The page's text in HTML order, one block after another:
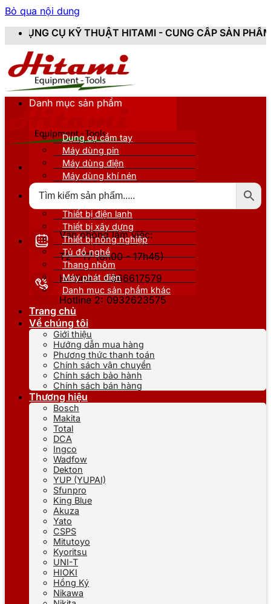
Bỏ qua nội dung
HITAMI - CUNG CẤP SẢN PHẨM CHÍNH HÃNG,
Văn phòng làm việc:
T2 - T7 (8h00 - 17h45)
Hotline 1: 0866617579
Hotline 2: 0932623575
Danh mục sản phẩm
Dụng cụ cầm tay
Máy dùng pin
Máy dùng điện
Máy dùng khí nén
Thiết bị nâng đỡ
Thiết bị điện lạnh
Thiết bị xây dựng
Thiết bị nông nghiệp
Tủ đồ nghề
Thang nhôm
Máy phát điện
Danh mục sản phẩm khác
Trang chủ
Về chúng tôi
Giới thiệu
Hướng dẫn mua hàng
Phương thức thanh toán
Chính sách vận chuyển
Chính sách bảo hành
Chính sách bán hàng
Thương hiệu
Bosch
Makita
Total
DCA
Ingco
Wadfow
Dekton
YUP (YUPAI)
Sfunpro
King Blue
Akuza
Yato
CSPS
Mitutoyo
Kyoritsu
UNI-T
HIOKI
Hồng Ký
Nikawa